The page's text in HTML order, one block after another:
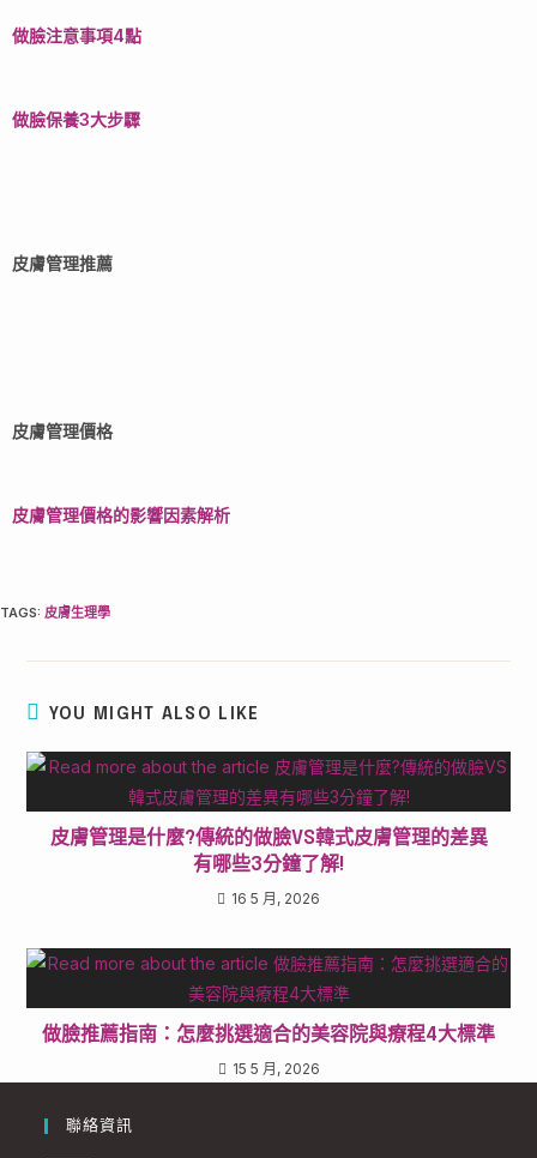
做臉注意事項4點
做臉保養3大步驟
皮膚管理推薦
皮膚管理價格
皮膚管理價格的影響因素解析
TAGS: 皮膚生理學
YOU MIGHT ALSO LIKE
皮膚管理是什麼?傳統的做臉VS韓式皮膚管理的差異
有哪些3分鐘了解!
16 5 月, 2026
做臉推薦指南：怎麼挑選適合的美容院與療程4大標準
15 5 月, 2026
聯絡資訊